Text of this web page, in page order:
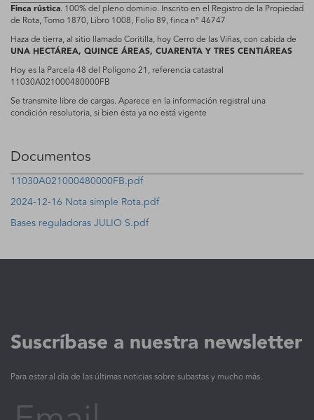
Finca rústica. 100% del pleno dominio. Inscrito en el Registro de la Propiedad
de Rota, Tomo 1870, Libro 1008, Folio 89, finca nº 46747
Haza de tierra, al sitio llamado Coritilla, hoy Cerro de las Viñas, con cabida de
UNA HECTÁREA, QUINCE ÁREAS, CUARENTA Y TRES CENTIÁREAS
Hoy es la Parcela 48 del Polígono 21, referencia catastral
11030A021000480000FB
Se transmite libre de cargas. Aparece en la información registral una
condición resolutoria, si bien ésta ya no está vigente
Documentos
11030A021000480000FB.pdf
2024-12-16 Nota simple Rota.pdf
Bases reguladoras JULIO S.pdf
Suscríbase a nuestra newsletter
Para estar al día de las últimas noticias sobre subastas y mucho más.